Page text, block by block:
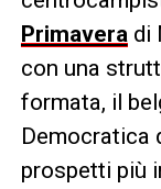
Primaveradi
con una
formata, il
Democratica
prospetti più